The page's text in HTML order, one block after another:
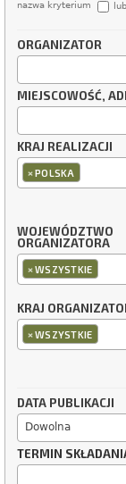
nazwa kryterium
ORGANIZATOR
MIEJSCOWOŚĆ,
KRAJ REALIZACJI
×POLSKA
WOJEWÓDZTWO
ORGANIZATORA
×WSZYSTKIE
KRAJ
×WSZYSTKIE
DATA PUBLIKACJI
Dowolna
TERMIN